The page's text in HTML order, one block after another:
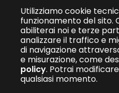
Utilizziamo cookie
funzionamento del sito.
abiliterai noi e terze
analizzare il traffico e
di navigazione
e misurazione, come
policy. Potrai
qualsiasi momento.
Kiwi Digital S.r.l.
Sede Legale: Via
C.F. e P.I. 08114580965 · REA: MB –
10.000,00 interamente versato
© 2026 Kiwi Digital S.r.l.
Privacy Policy·Cookie Policy